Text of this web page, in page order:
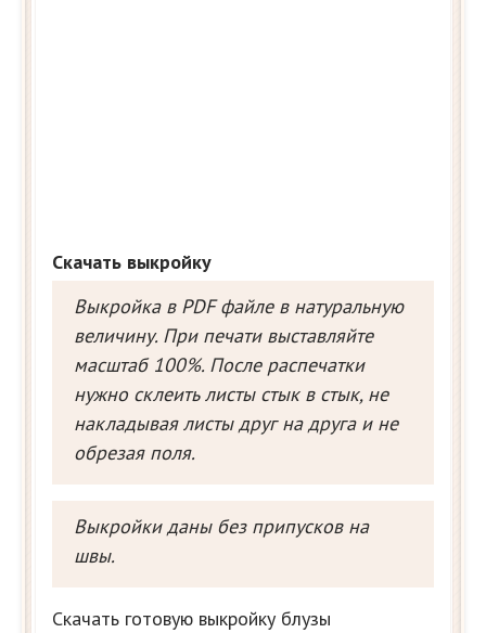
Скачать выкройку
Выкройка в PDF файле в натуральную
величину. При печати выставляйте
масштаб 100%. После распечатки
нужно склеить листы стык в стык, не
накладывая листы друг на друга и не
обрезая поля.
Выкройки даны без припусков на
швы.
Скачать готовую выкройку блузы